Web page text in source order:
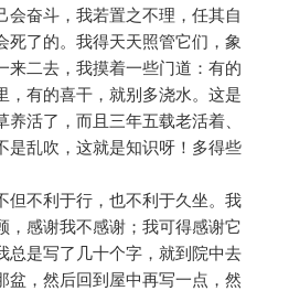
奋斗，我若置之不理，任其自
死了的。我得天天照管它们，象
来二去，我摸着一些门道：有的
，有的喜干，就别多浇水。这是
活了，而且三年五载老活着、
是乱吹，这就是知识呀！多得些
不利于行，也不利于久坐。我
，感谢我不感谢；我可得感谢它
总是写了几十个字，就到院中去
盆，然后回到屋中再写一点，然